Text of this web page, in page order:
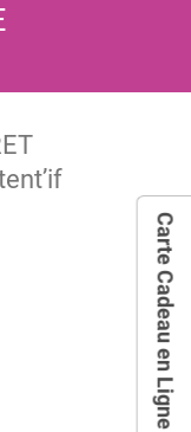
Carte Cadeau en Ligne